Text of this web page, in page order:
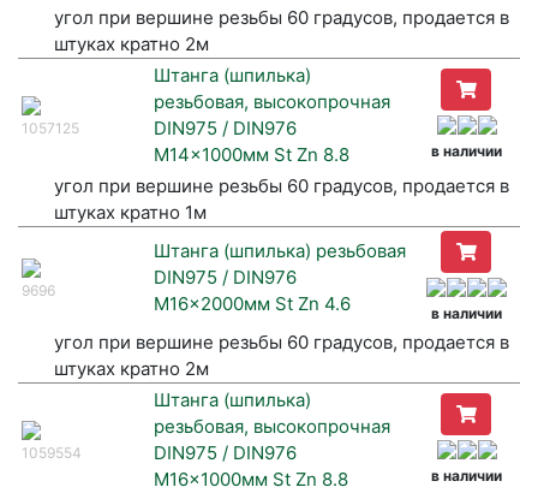
угол при вершине резьбы 60 градусов, продается в
штуках кратно 2м
1057125
Штанга (шпилька)
резьбовая, высокопрочная
DIN975 / DIN976
M14x1000мм St Zn 8.8
в наличии
угол при вершине резьбы 60 градусов, продается в
штуках кратно 1м
9696
Штанга (шпилька) резьбовая
DIN975 / DIN976
M16x2000мм St Zn 4.6
в наличии
угол при вершине резьбы 60 градусов, продается в
штуках кратно 2м
1059554
Штанга (шпилька)
резьбовая, высокопрочная
DIN975 / DIN976
M16x1000мм St Zn 8.8
в наличии